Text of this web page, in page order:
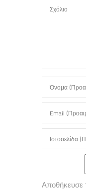
Αποθήκευσε